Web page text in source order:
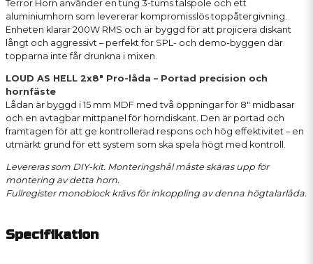
Terror Horn använder en tung 3-tums talspole och ett
aluminiumhorn som levererar kompromisslös toppåtergivning.
Enheten klarar 200W RMS och är byggd för att projicera diskant
långt och aggressivt – perfekt för SPL- och demo-byggen där
topparna inte får drunkna i mixen.
LOUD AS HELL 2x8" Pro-låda – Portad precision och
hornfäste
Lådan är byggd i 15 mm MDF med två öppningar för 8" midbasar
och en avtagbar mittpanel för horndiskant. Den är portad och
framtagen för att ge kontrollerad respons och hög effektivitet – en
utmärkt grund för ett system som ska spela högt med kontroll.
Levereras som DIY-kit. Monteringshål måste skäras upp för
montering av detta horn.
Fullregister monoblock krävs för inkoppling av denna högtalarlåda.
Specifikation